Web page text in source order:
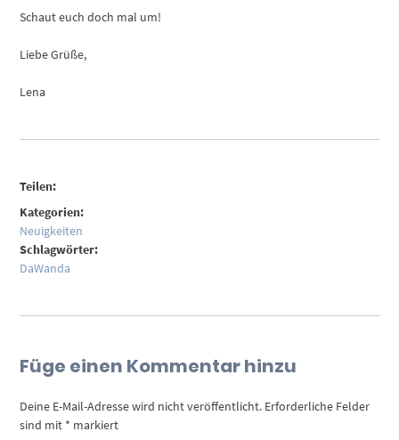
Schaut euch doch mal um!
Liebe Grüße,
Lena
Teilen:
Kategorien:
Neuigkeiten
Schlagwörter:
DaWanda
Füge einen Kommentar hinzu
Deine E-Mail-Adresse wird nicht veröffentlicht. Erforderliche Felder
sind mit * markiert